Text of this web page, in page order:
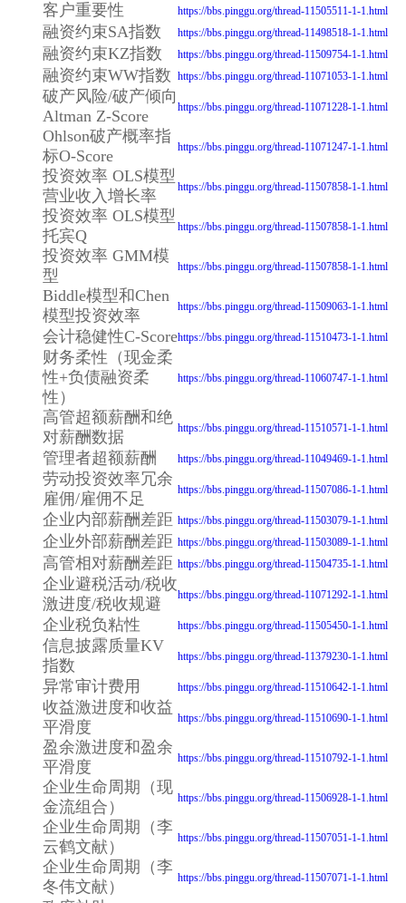
客户重要性 https://bbs.pinggu.org/thread-11505511-1-1.html
融资约束SA指数 https://bbs.pinggu.org/thread-11498518-1-1.html
融资约束KZ指数 https://bbs.pinggu.org/thread-11509754-1-1.html
融资约束WW指数 https://bbs.pinggu.org/thread-11071053-1-1.html
破产风险/破产倾向
Altman Z-Score
https://bbs.pinggu.org/thread-11071228-1-1.html
Ohlson破产概率指
标O-Score
https://bbs.pinggu.org/thread-11071247-1-1.html
投资效率 OLS模型
营业收入增长率
https://bbs.pinggu.org/thread-11507858-1-1.html
投资效率 OLS模型
托宾Q
https://bbs.pinggu.org/thread-11507858-1-1.html
投资效率 GMM模
型
https://bbs.pinggu.org/thread-11507858-1-1.html
Biddle模型和Chen
模型投资效率
https://bbs.pinggu.org/thread-11509063-1-1.html
会计稳健性C-Scorehttps://bbs.pinggu.org/thread-11510473-1-1.html
财务柔性（现金柔
性+负债融资柔
性）
https://bbs.pinggu.org/thread-11060747-1-1.html
高管超额薪酬和绝
对薪酬数据
https://bbs.pinggu.org/thread-11510571-1-1.html
管理者超额薪酬 https://bbs.pinggu.org/thread-11049469-1-1.html
劳动投资效率冗余
雇佣/雇佣不足
https://bbs.pinggu.org/thread-11507086-1-1.html
企业内部薪酬差距 https://bbs.pinggu.org/thread-11503079-1-1.html
企业外部薪酬差距 https://bbs.pinggu.org/thread-11503089-1-1.html
高管相对薪酬差距 https://bbs.pinggu.org/thread-11504735-1-1.html
企业避税活动/税收
激进度/税收规避
https://bbs.pinggu.org/thread-11071292-1-1.html
企业税负粘性 https://bbs.pinggu.org/thread-11505450-1-1.html
信息披露质量KV
指数
https://bbs.pinggu.org/thread-11379230-1-1.html
异常审计费用 https://bbs.pinggu.org/thread-11510642-1-1.html
收益激进度和收益
平滑度
https://bbs.pinggu.org/thread-11510690-1-1.html
盈余激进度和盈余
平滑度
https://bbs.pinggu.org/thread-11510792-1-1.html
企业生命周期（现
金流组合）
https://bbs.pinggu.org/thread-11506928-1-1.html
企业生命周期（李
云鹤文献）
https://bbs.pinggu.org/thread-11507051-1-1.html
企业生命周期（李
冬伟文献）
https://bbs.pinggu.org/thread-11507071-1-1.html